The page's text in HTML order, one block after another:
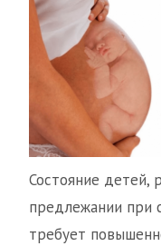
Состояние детей,
предлежании при
требует